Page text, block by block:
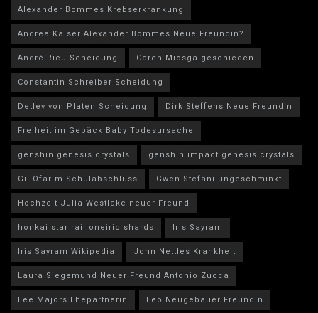
Alexander Bommes Krebserkrankung
Andrea Kaiser Alexander Bommes Neue Freundin?
André Rieu Scheidung
Caren Miosga geschieden
Constantin Schreiber Scheidung
Detlev von Platen Scheidung
Dirk Steffens Neue Freundin
Freiheit im Gepäck Baby Todesursache
genshin genesis crystals
genshin impact genesis crystals
Gil Ofarim Schulabschluss
Gwen Stefani ungeschminkt
Hochzeit Julia Westlake neuer Freund
honkai star rail oneiric shards
Iris Sayram
Iris Sayram Wikipedia
John Nettles Krankheit
Laura Siegemund Neuer Freund Antonio Zucca
Lee Majors Ehepartnerin
Leo Neugebauer Freundin